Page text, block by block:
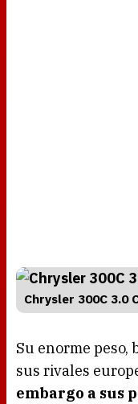
Chrysler 300C 3.0
Su enorme peso,
sus rivales
embargo a sus